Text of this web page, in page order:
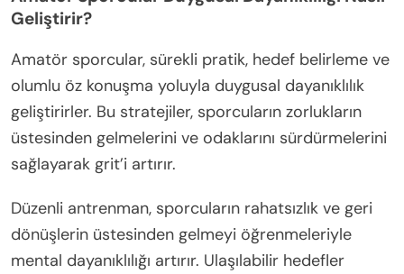
Geliştirir?
Amatör sporcular, sürekli pratik, hedef belirleme ve
olumlu öz konuşma yoluyla duygusal dayanıklılık
geliştirirler. Bu stratejiler, sporcuların zorlukların
üstesinden gelmelerini ve odaklarını sürdürmelerini
sağlayarak grit’i artırır.
Düzenli antrenman, sporcuların rahatsızlık ve geri
dönüşlerin üstesinden gelmeyi öğrenmeleriyle
mental dayanıklılığı artırır. Ulaşılabilir hedefler